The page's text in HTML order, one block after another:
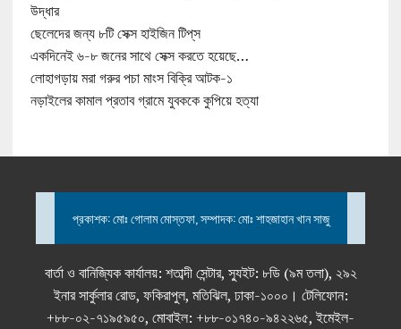
উদ্ধার
ছেলেদের জন্য ৮টি সেক্স হাইজিন টিপ্‌স
একদিনেই ৬-৮ জনের সাথে সেক্স করতে হয়েছে…
লোহাগড়ায় মরা গরুর পচা মাংস বিক্রি আটক-১
নড়াইলের কামাল প্রতাব গ্রামে যুবককে কুপিয়ে হত্যা
প্রকাশক: মোঃ গোলাম মোস্তফা, সম্পাদক: মোঃ শাহজাহান খান সাজু
বার্তা ও বানিজ্যিক কার্যালয়: শতাব্দী সেন্টার, স্যুইট: ৮ডি (৯ম তলা), ২৯২
ইনার সার্কুলার রোড, ফকিরাপুল, মতিঝিল, ঢাকা-১০০০। টেলিফোন:
+৮৮-০২-৭১৯৫৯৫০, মোবাইল: +৮৮-০১৭৪০-৯৪২২৬৫, ইমেইল-